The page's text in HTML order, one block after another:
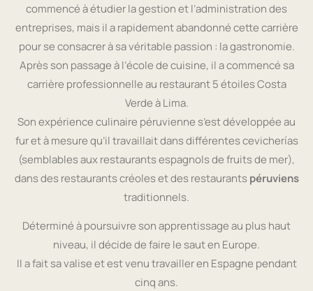
commencé à étudier la gestion et l’administration des
entreprises, mais il a rapidement abandonné cette carrière
pour se consacrer à sa véritable passion : la gastronomie.
Après son passage à l’école de cuisine, il a commencé sa
carrière professionnelle au restaurant 5 étoiles Costa
Verde à Lima.
Son expérience culinaire péruvienne s’est développée au
fur et à mesure qu’il travaillait dans différentes cevicherías
(semblables aux restaurants espagnols de fruits de mer),
dans des restaurants créoles et des restaurantspéruviens
traditionnels.
Déterminé à poursuivre son apprentissage au plus haut
niveau, il décide de faire le saut en Europe.
Il a fait sa valise et est venu travailler en Espagne pendant
cinq ans.